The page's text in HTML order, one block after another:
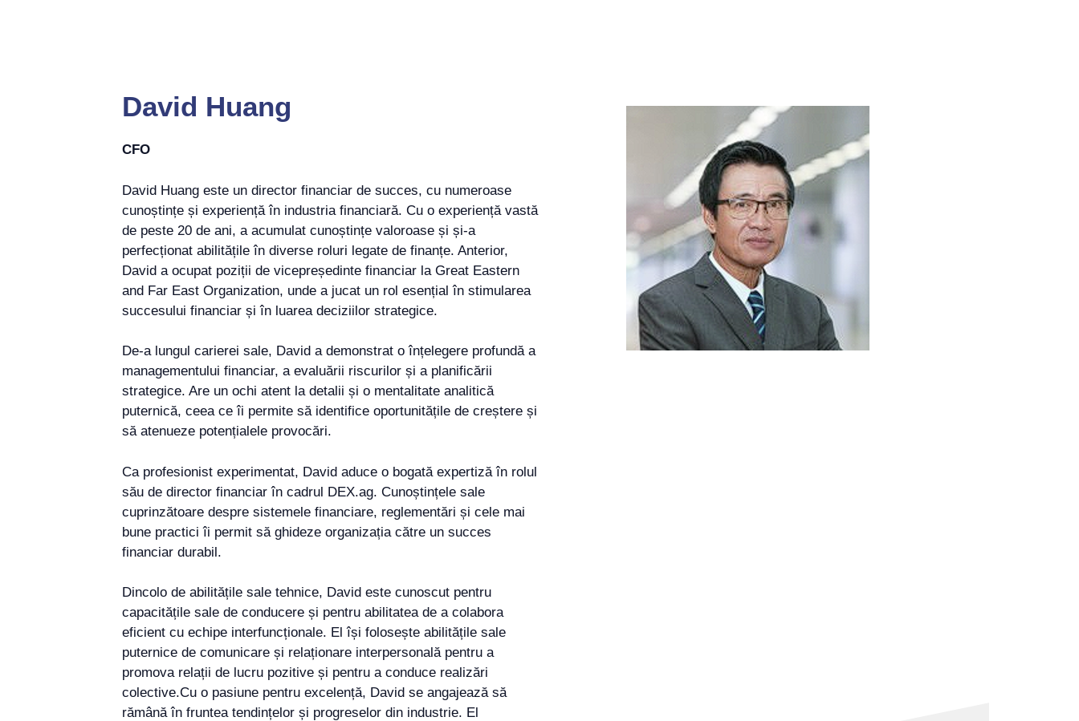
David Huang
CFO
David Huang este un director financiar de succes, cu numeroase
cunoștințe și experiență în industria financiară. Cu o experiență vastă
de peste 20 de ani, a acumulat cunoștințe valoroase și și-a
perfecționat abilitățile în diverse roluri legate de finanțe. Anterior,
David a ocupat poziții de vicepreședinte financiar la Great Eastern
and Far East Organization, unde a jucat un rol esențial în stimularea
succesului financiar și în luarea deciziilor strategice.
De-a lungul carierei sale, David a demonstrat o înțelegere profundă a
managementului financiar, a evaluării riscurilor și a planificării
strategice. Are un ochi atent la detalii și o mentalitate analitică
puternică, ceea ce îi permite să identifice oportunitățile de creștere și
să atenueze potențialele provocări.
Ca profesionist experimentat, David aduce o bogată expertiză în rolul
său de director financiar în cadrul DEX.ag. Cunoștințele sale
cuprinzătoare despre sistemele financiare, reglementări și cele mai
bune practici îi permit să ghideze organizația către un succes
financiar durabil.
Dincolo de abilitățile sale tehnice, David este cunoscut pentru
capacitățile sale de conducere și pentru abilitatea de a colabora
eficient cu echipe interfuncționale. El își folosește abilitățile sale
puternice de comunicare și relaționare interpersonală pentru a
promova relații de lucru pozitive și pentru a conduce realizări
colective.Cu o pasiune pentru excelență, David se angajează să
rămână în fruntea tendințelor și progreselor din industrie. El